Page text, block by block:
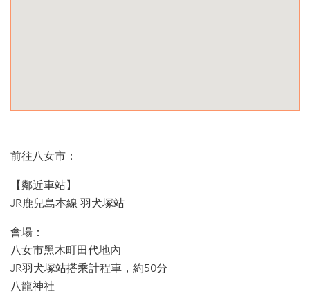
前往八女市：
【鄰近車站】
JR鹿兒島本線 羽犬塚站
會場：
八女市黑木町田代地內
JR羽犬塚站搭乘計程車，約50分
八龍神社